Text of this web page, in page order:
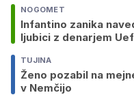
NOGOMET
Infantino zanika
ljubici z denarjem
TUJINA
Ženo pozabil na
v Nemčijo